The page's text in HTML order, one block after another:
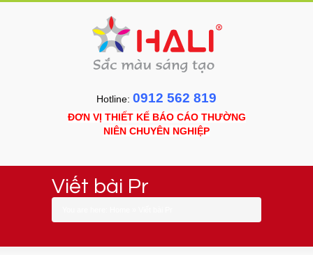
Hotline: 0912 562 819
ĐƠN VỊ THIẾT KẾ BÁO CÁO THƯỜNG
NIÊN CHUYÊN NGHIỆP
Viết bài Pr